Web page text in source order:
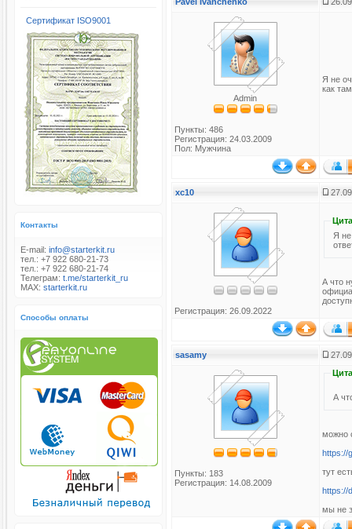
Сертификат ISO9001
Контакты
E-mail: info@starterkit.ru
тел.: +7 922 680-21-73
тел.: +7 922 680-21-74
Телеграм: t.me/starterkit_ru
MAX: starterkit.ru
Способы оплаты
Admin
Пункты: 486
Регистрация: 24.03.2009
Пол: Мужчина
Я не
как
xc10
Регистрация: 26.09.2022
Я
А что
sasamy
Пункты: 183
Регистрация: 14.08.2009
А
можно
https://
тут
https://
мы не